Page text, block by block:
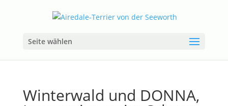
Seite wählen
Winterwald und DONNA,